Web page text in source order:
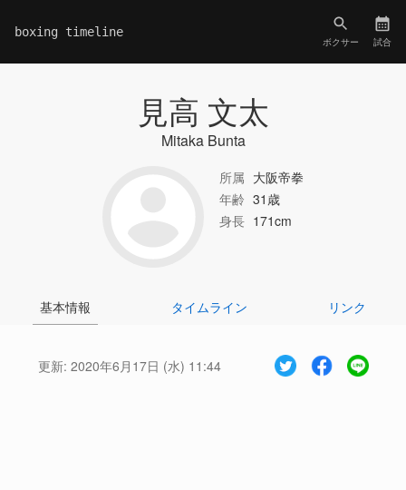
boxing timeline
ボクサー 試合
見高 文太
Mitaka Bunta
所属 大阪帝拳
年齢 31歳
身長 171cm
基本情報 タイムライン リンク
更新: 2020年6月17日 (水) 11:44